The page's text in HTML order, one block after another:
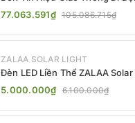
Trời ZALAA ZL-409300C
77.063.591₫ 105.086.715₫
ZALAA SOLAR LIGHT
Đèn LED Liền Thể ZALAA
TG 20W 25W 30W All In One
5.000.000₫ 6.100.000₫